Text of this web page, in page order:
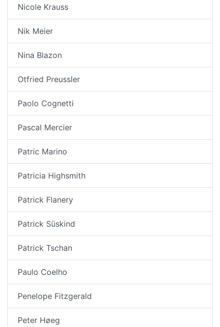
Nicole Krauss
Nik Meier
Nina Blazon
Otfried Preussler
Paolo Cognetti
Pascal Mercier
Patric Marino
Patricia Highsmith
Patrick Flanery
Patrick Süskind
Patrick Tschan
Paulo Coelho
Penelope Fitzgerald
Peter Høeg